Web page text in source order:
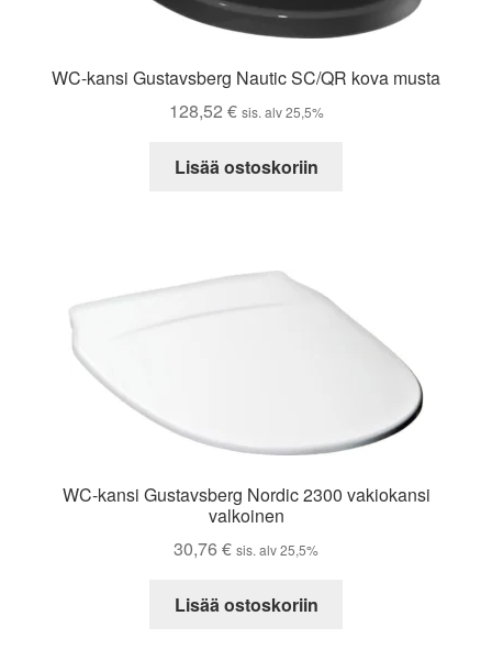
WC-kansi Gustavsberg Nautic SC/QR kova musta
128,52 € sis. alv 25,5%
Lisää ostoskoriin
WC-kansi Gustavsberg Nordic 2300 vakiokansi
valkoinen
30,76 € sis. alv 25,5%
Lisää ostoskoriin